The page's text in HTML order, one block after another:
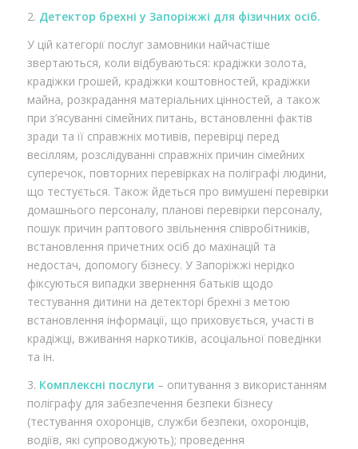
2. Детектор брехні у Запоріжжі для фізичних осіб.
У цій категорії послуг замовники найчастіше
звертаються, коли відбуваються: крадіжки золота,
крадіжки грошей, крадіжки коштовностей, крадіжки
майна, розкрадання матеріальних цінностей, а також
при з’ясуванні сімейних питань, встановленні фактів
зради та її справжніх мотивів, перевірці перед
весіллям, розслідуванні справжніх причин сімейних
суперечок, повторних перевірках на поліграфі людини,
що тестується. Також йдеться про вимушені перевірки
домашнього персоналу, планові перевірки персоналу,
пошук причин раптового звільнення співробітників,
встановлення причетних осіб до махінацій та
недостач, допомогу бізнесу. У Запоріжжі нерідко
фіксуються випадки звернення батьків щодо
тестування дитини на детекторі брехні з метою
встановлення інформації, що приховується, участі в
крадіжці, вживання наркотиків, асоціальної поведінки
та ін.
3. Комплексні послуги – опитування з використанням
поліграфу для забезпечення безпеки бізнесу
(тестування охоронців, служби безпеки, охоронців,
водіїв, які супроводжують); проведення